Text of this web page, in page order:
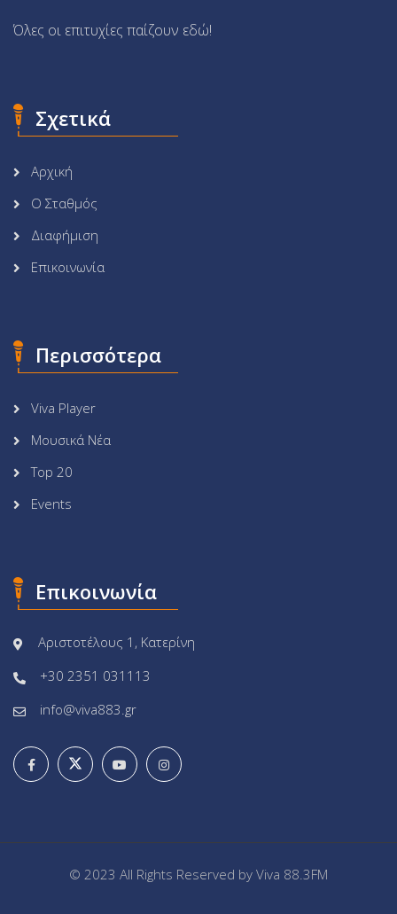
Όλες οι επιτυχίες παίζουν εδώ!
Σχετικά
Αρχική
Ο Σταθμός
Διαφήμιση
Επικοινωνία
Περισσότερα
Viva Player
Μουσικά Νέα
Top 20
Events
Επικοινωνία
Αριστοτέλους 1, Κατερίνη
+30 2351 031113
info@viva883.gr
© 2023 All Rights Reserved by Viva 88.3FM